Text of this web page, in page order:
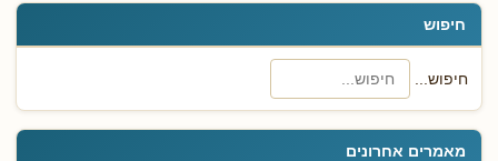
חיפוש
חיפוש...
מאמרים אחרונים